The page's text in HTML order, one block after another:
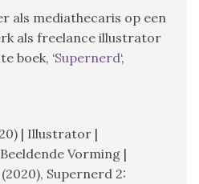
als mediathecaris op een
als freelance illustrator
boek, ‘Supernerd‘,
| Illustrator |
Vorming |
Supernerd 2: